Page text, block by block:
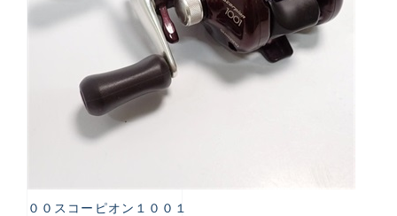
００スコーピオン１００１